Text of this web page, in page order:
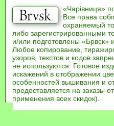
«Чарівниця»
Все права
охраняемый
либо зарегистрированными
и/или подготовлены
Любое копирование,
узоров, текстов и кодов
не используются. Готовое
искажений в отображении
особенностей вышивания и
предоставляется на заказы
применения всех скидок).